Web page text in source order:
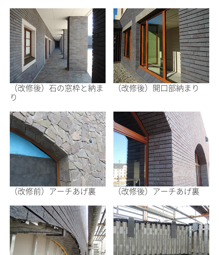
（改修後）石の窓枠と納ま
り
（改修後）開口部納まり
（改修前）アーチあげ裏 （改修後）アーチあげ裏